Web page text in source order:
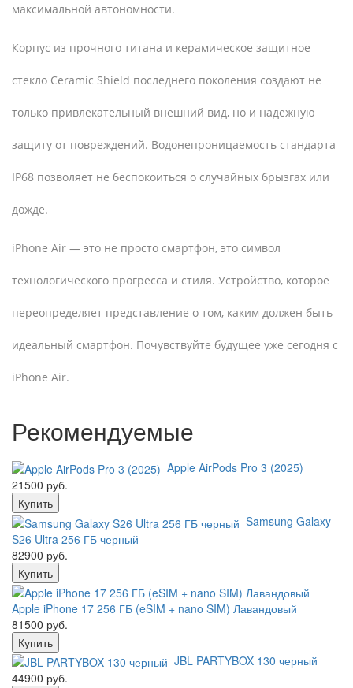
максимальной автономности.
Корпус из прочного титана и керамическое защитное
стекло Ceramic Shield последнего поколения создают не
только привлекательный внешний вид, но и надежную
защиту от повреждений. Водонепроницаемость стандарта
IP68 позволяет не беспокоиться о случайных брызгах или
дожде.
iPhone Air — это не просто смартфон, это символ
технологического прогресса и стиля. Устройство, которое
переопределяет представление о том, каким должен быть
идеальный смартфон. Почувствуйте будущее уже сегодня с
iPhone Air.
Рекомендуемые
Apple AirPods Pro 3 (2025)
21500 руб.
Купить
Samsung Galaxy
S26 Ultra 256 ГБ черный
82900 руб.
Купить
Apple iPhone 17 256 ГБ (eSIM + nano SIM) Лавандовый
81500 руб.
Купить
JBL PARTYBOX 130 черный
44900 руб.